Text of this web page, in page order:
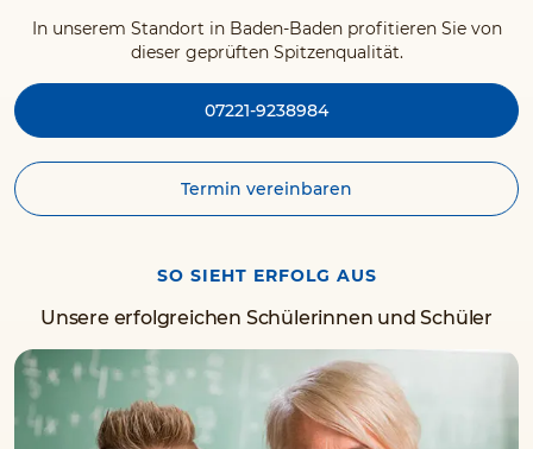
In unserem Standort in Baden-Baden profitieren Sie von
dieser geprüften Spitzenqualität.
07221-9238984
Termin vereinbaren
SO SIEHT ERFOLG AUS
Unsere erfolgreichen Schülerinnen und Schüler